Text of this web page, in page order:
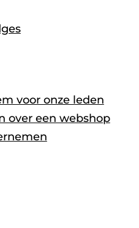
voor onze leden
over een webshop